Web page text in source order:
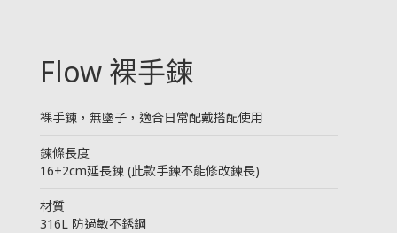
Flow 裸手鍊
裸手鍊，無墬子，適合日常配戴搭配使用
鍊條長度
16+2cm延長鍊 (此款手鍊不能修改鍊長)
材質
316L 防過敏不銹鋼